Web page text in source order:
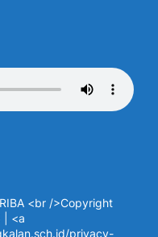
<br />Copyright
| <a
privacy-